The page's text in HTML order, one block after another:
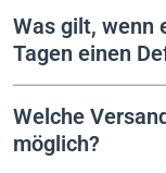
Was gilt, wenn
Tagen einen
Welche
möglich?